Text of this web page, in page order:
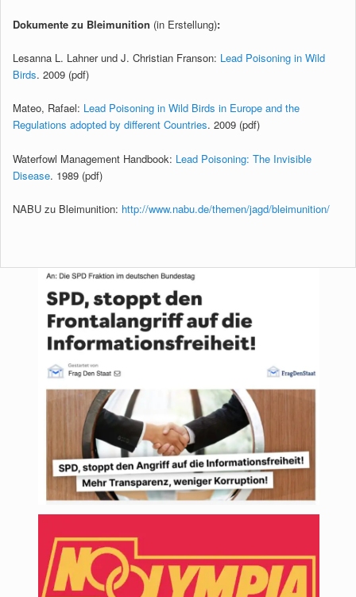
Dokumente zu Bleimunition (in Erstellung):
Lesanna L. Lahner und J. Christian Franson: Lead Poisoning in Wild
Birds. 2009 (pdf)
Mateo, Rafael: Lead Poisoning in Wild Birds in Europe and the
Regulations adopted by different Countries. 2009 (pdf)
Waterfowl Management Handbook: Lead Poisoning: The Invisible
Disease. 1989 (pdf)
NABU zu Bleimunition: http://www.nabu.de/themen/jagd/bleimunition/